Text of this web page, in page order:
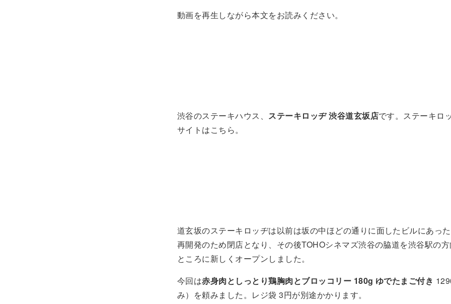
動画を再生しながら本文をお読みください。
渋谷のステーキハウス、 ステーキロッヂ 渋谷道玄坂店です。ステーキロ
サイトはこちら。
道玄坂のステーキロッヂは以前は坂の中ほどの通りに面したビルにあった
再開発のため閉店となり、その後TOHOシネマズ渋谷の脇道を渋谷駅の
ところに新しくオープンしました。
今回は赤身肉としっとり鶏胸肉とブロッコリー 180g ゆでたまご付き
み）を頼みました。レジ袋 3円が別途かかります。